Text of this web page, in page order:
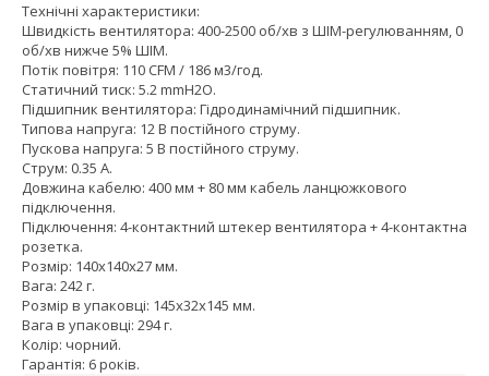
Технічні характеристики:
Швидкість вентилятора: 400-2500 об/хв з ШІМ-регулюванням, 0
об/хв нижче 5% ШІМ.
Потік повітря: 110 CFM / 186 м3/год.
Статичний тиск: 5.2 mmH2O.
Підшипник вентилятора: Гідродинамічний підшипник.
Типова напруга: 12 В постійного струму.
Пускова напруга: 5 В постійного струму.
Струм: 0.35 А.
Довжина кабелю: 400 мм + 80 мм кабель ланцюжкового
підключення.
Підключення: 4-контактний штекер вентилятора + 4-контактна
розетка.
Розмір: 140x140x27 мм.
Вага: 242 г.
Розмір в упаковці: 145x32x145 мм.
Вага в упаковці: 294 г.
Колір: чорний.
Гарантія: 6 років.